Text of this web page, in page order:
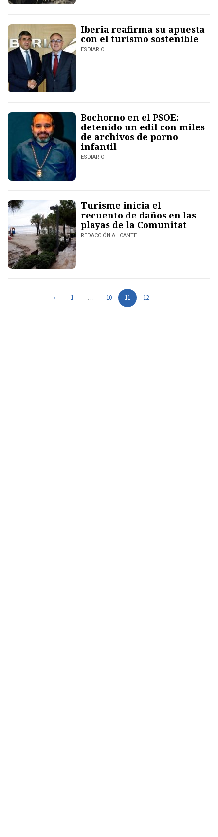
Iberia reafirma su apuesta
con el turismo sostenible
ESDIARIO
Bochorno en el PSOE:
detenido un edil con miles
de archivos de porno
infantil
ESDIARIO
Turisme inicia el
recuento de daños en las
playas de la Comunitat
REDACCIÓN ALICANTE
‹ 1 … 10 11 12 ›